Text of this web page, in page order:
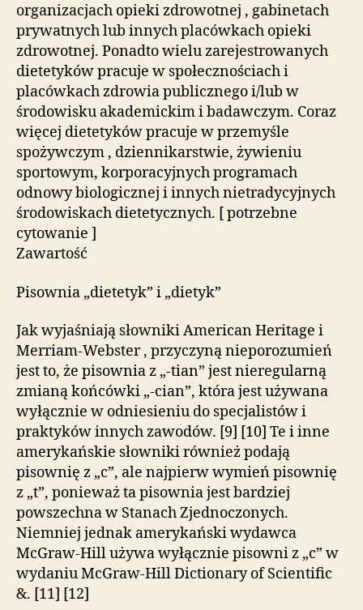
organizacjach opieki zdrowotnej , gabinetach
prywatnych lub innych placówkach opieki
zdrowotnej. Ponadto wielu zarejestrowanych
dietetyków pracuje w społecznościach i
placówkach zdrowia publicznego i/lub w
środowisku akademickim i badawczym. Coraz
więcej dietetyków pracuje w przemyśle
spożywczym , dziennikarstwie, żywieniu
sportowym, korporacyjnych programach
odnowy biologicznej i innych nietradycyjnych
środowiskach dietetycznych. [ potrzebne
cytowanie ]
Zawartość
Pisownia „dietetyk” i „dietyk”
Jak wyjaśniają słowniki American Heritage i
Merriam-Webster , przyczyną nieporozumień
jest to, że pisownia z „-tian” jest nieregularną
zmianą końcówki „-cian”, która jest używana
wyłącznie w odniesieniu do specjalistów i
praktyków innych zawodów. [9] [10] Te i inne
amerykańskie słowniki również podają
pisownię z „c”, ale najpierw wymień pisownię
z „t”, ponieważ ta pisownia jest bardziej
powszechna w Stanach Zjednoczonych.
Niemniej jednak amerykański wydawca
McGraw-Hill używa wyłącznie pisowni z „c” w
wydaniu McGraw-Hill Dictionary of Scientific
&. [11] [12]